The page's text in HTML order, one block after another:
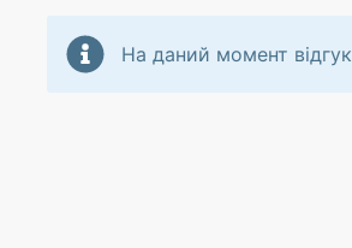
На даний момент